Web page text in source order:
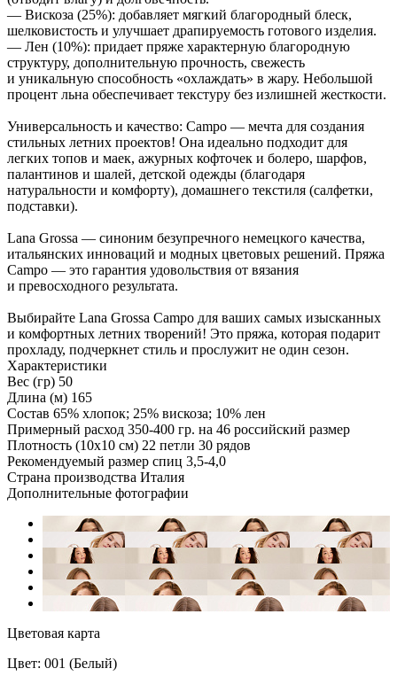
— Вискоза (25%): добавляет мягкий благородный блеск,
шелковистость и улучшает драпируемость готового изделия.
— Лен (10%): придает пряже характерную благородную
структуру, дополнительную прочность, свежесть
и уникальную способность «охлаждать» в жару. Небольшой
процент льна обеспечивает текстуру без излишней жесткости.
Универсальность и качество: Campo — мечта для создания
стильных летних проектов! Она идеально подходит для
легких топов и маек, ажурных кофточек и болеро, шарфов,
палантинов и шалей, детской одежды (благодаря
натуральности и комфорту), домашнего текстиля (салфетки,
подставки).
Lana Grossa — синоним безупречного немецкого качества,
итальянских инноваций и модных цветовых решений. Пряжа
Campo — это гарантия удовольствия от вязания
и превосходного результата.
Выбирайте Lana Grossa Campo для ваших самых изысканных
и комфортных летних творений! Это пряжа, которая подарит
прохладу, подчеркнет стиль и прослужит не один сезон.
Характеристики
Вес (гр) 50
Длина (м) 165
Состав 65% хлопок; 25% вискоза; 10% лен
Примерный расход 350-400 гр. на 46 российский размер
Плотность (10x10 см) 22 петли 30 рядов
Рекомендуемый размер спиц 3,5-4,0
Страна производства Италия
Дополнительные фотографии
Цветовая карта
Цвет: 001 (Белый)